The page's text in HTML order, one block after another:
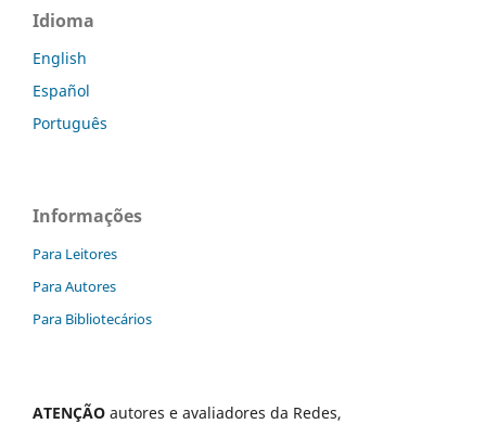
Idioma
English
Español
Português
Informações
Para Leitores
Para Autores
Para Bibliotecários
ATENÇÃO autores e avaliadores da Redes,